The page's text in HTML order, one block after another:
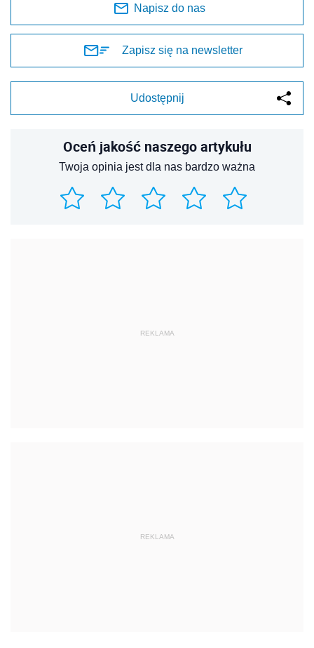
Napisz do nas
Zapisz się na newsletter
Udostępnij
Oceń jakość naszego artykułu
Twoja opinia jest dla nas bardzo ważna
REKLAMA
REKLAMA